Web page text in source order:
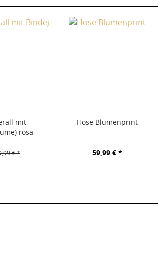
mit
rosa
€ *
Hose Blumenprint
59,99 € *